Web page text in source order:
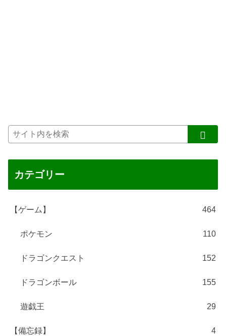
カテゴリー
【ゲーム】 464
ポケモン 110
ドラゴンクエスト 152
ドラゴンボール 155
遊戯王 29
【備忘録】 4